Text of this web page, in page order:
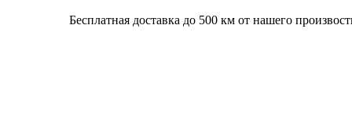
Бесплатная доставка до 500 км от нашего